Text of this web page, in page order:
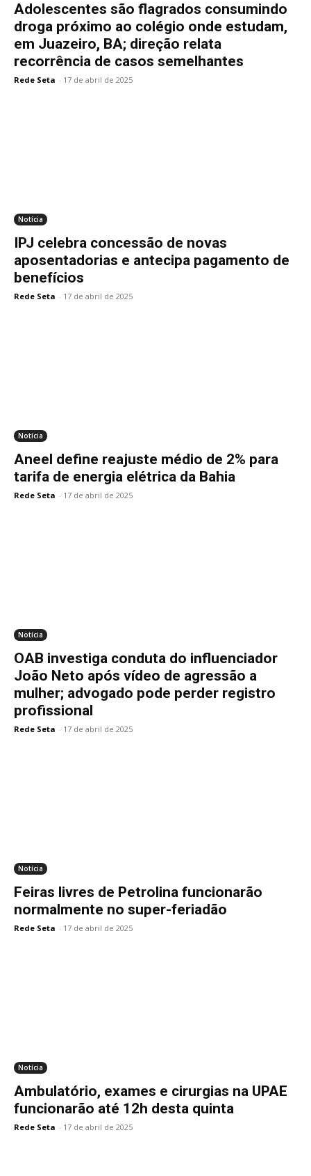
Adolescentes são flagrados consumindo
droga próximo ao colégio onde estudam,
em Juazeiro, BA; direção relata
recorrência de casos semelhantes
Rede Seta - 17 de abril de 2025
Notícia
IPJ celebra concessão de novas
aposentadorias e antecipa pagamento de
benefícios
Rede Seta - 17 de abril de 2025
Notícia
Aneel define reajuste médio de 2% para
tarifa de energia elétrica da Bahia
Rede Seta - 17 de abril de 2025
Notícia
OAB investiga conduta do influenciador
João Neto após vídeo de agressão a
mulher; advogado pode perder registro
profissional
Rede Seta - 17 de abril de 2025
Notícia
Feiras livres de Petrolina funcionarão
normalmente no super-feriadão
Rede Seta - 17 de abril de 2025
Notícia
Ambulatório, exames e cirurgias na UPAE
funcionarão até 12h desta quinta
Rede Seta - 17 de abril de 2025